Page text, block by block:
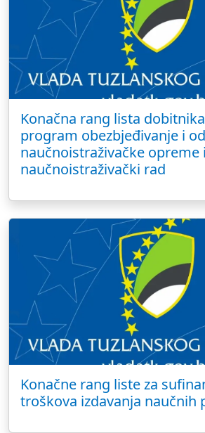
Konačna rang lista
program obezbjeđivanje i
naučnoistraživačke opreme
naučnoistraživački rad
Konačne rang liste za
troškova izdavanja naučnih